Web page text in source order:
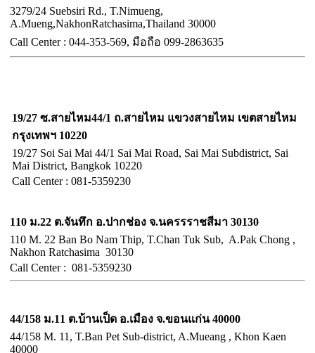
3279/24 Suebsiri Rd., T.Nimueng,
A.Mueng,NakhonRatchasima,Thailand 30000
Call Center : 044-353-569, มือถือ 099-2863635
19/27 ซ.สายไหม44/1 ถ.สายไหม แขวงสายไหม เขตสายไหม
กรุงเทพฯ 10220
19/27 Soi Sai Mai 44/1 Sai Mai Road, Sai Mai Subdistrict, Sai
Mai District, Bangkok 10220
Call Center : 081-5359230
110 ม.22 ต.จันทึก อ.ปากช่อง จ.นครรราชสีมา 30130
110 M. 22 Ban Bo Nam Thip, T.Chan Tuk Sub, A.Pak Chong ,
Nakhon Ratchasima 30130
Call Center : 081-5359230
44/158 ม.11 ต.บ้านเป็ด อ.เมือง จ.ขอนแก่น 40000
44/158 M. 11, T.Ban Pet Sub-district, A.Mueang , Khon Kaen
40000